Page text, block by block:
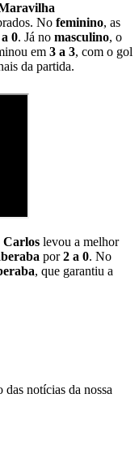
No feminino, as
0. Já no masculino, o
em 3 a 3, com o gol
da partida.
Carlos levou a melhor
por2 a 0. No
, que garantiu a
notícias da nossa